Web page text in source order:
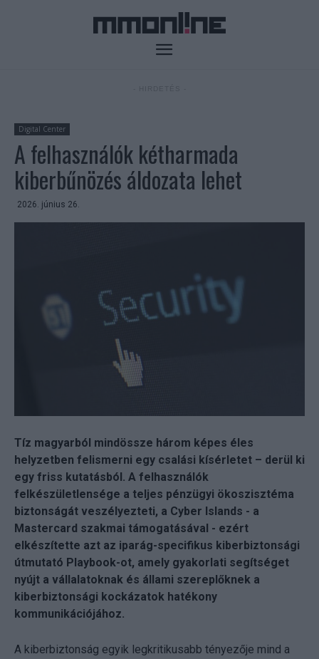
Digital Center
A felhasználók kétharmada
kiberbűnözés áldozata lehet
2026. június 26.
Tíz magyarból mindössze három képes éles
helyzetben felismerni egy csalási kísérletet – derül ki
egy friss kutatásból. A felhasználók
felkészületlensége a teljes pénzügyi ökoszisztéma
biztonságát veszélyezteti, a Cyber Islands - a
Mastercard szakmai támogatásával - ezért
elkészítette azt az iparág-specifikus kiberbiztonsági
útmutató Playbook-ot, amely gyakorlati segítséget
nyújt a vállalatoknak és állami szereplőknek a
kiberbiztonsági kockázatok hatékony
kommunikációjához.
A kiberbiztonság egyik legkritikusabb tényezője mind a